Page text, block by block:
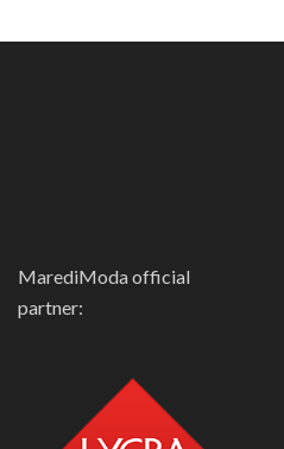
MarediModa official
partner: